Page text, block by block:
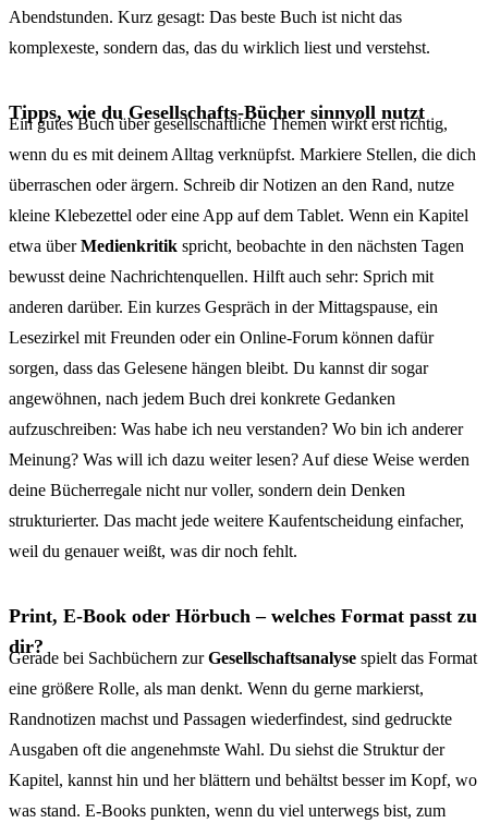
Abendstunden. Kurz gesagt: Das beste Buch ist nicht das
komplexeste, sondern das, das du wirklich liest und verstehst.
Tipps, wie du Gesellschafts-Bücher sinnvoll nutzt
Ein gutes Buch über gesellschaftliche Themen wirkt erst richtig,
wenn du es mit deinem Alltag verknüpfst. Markiere Stellen, die dich
überraschen oder ärgern. Schreib dir Notizen an den Rand, nutze
kleine Klebezettel oder eine App auf dem Tablet. Wenn ein Kapitel
etwa überMedienkritik spricht, beobachte in den nächsten Tagen
bewusst deine Nachrichtenquellen. Hilft auch sehr: Sprich mit
anderen darüber. Ein kurzes Gespräch in der Mittagspause, ein
Lesezirkel mit Freunden oder ein Online-Forum können dafür
sorgen, dass das Gelesene hängen bleibt. Du kannst dir sogar
angewöhnen, nach jedem Buch drei konkrete Gedanken
aufzuschreiben: Was habe ich neu verstanden? Wo bin ich anderer
Meinung? Was will ich dazu weiter lesen? Auf diese Weise werden
deine Bücherregale nicht nur voller, sondern dein Denken
strukturierter. Das macht jede weitere Kaufentscheidung einfacher,
weil du genauer weißt, was dir noch fehlt.
Print, E-Book oder Hörbuch – welches Format passt zu
dir?
Gerade bei Sachbüchern zurGesellschaftsanalyse spielt das Format
eine größere Rolle, als man denkt. Wenn du gerne markierst,
Randnotizen machst und Passagen wiederfindest, sind gedruckte
Ausgaben oft die angenehmste Wahl. Du siehst die Struktur der
Kapitel, kannst hin und her blättern und behältst besser im Kopf, wo
was stand. E-Books punkten, wenn du viel unterwegs bist, zum